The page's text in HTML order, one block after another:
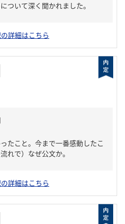
ついて深く聞かれました。
詳細はこちら
たこと。今まで一番感動したこ
れで）なぜ公文か。
詳細はこちら